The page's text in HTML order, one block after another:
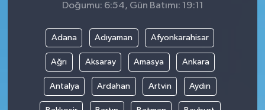
Doğumu: 6:54, Gün Batımı: 19:11
Adana Adıyaman Afyonkarahisar
Ağrı Aksaray Amasya Ankara
Antalya Ardahan Artvin Aydın